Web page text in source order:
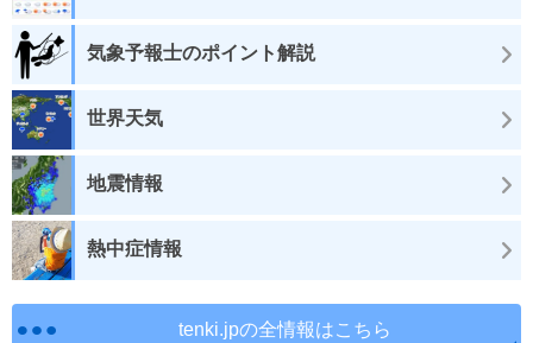
気象予報士のポイント解説
世界天気
地震情報
熱中症情報
tenki.jpの全情報はこちら